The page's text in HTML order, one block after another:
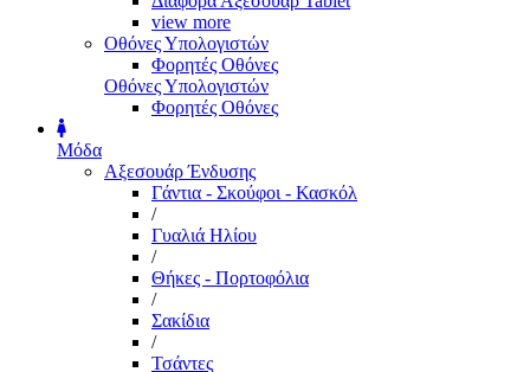
view more
Οθόνες Υπολογιστών
Φορητές Οθόνες
Οθόνες Υπολογιστών
Φορητές Οθόνες
Μόδα
Αξεσουάρ Ένδυσης
Γάντια - Σκούφοι - Κασκόλ
/
Γυαλιά Ηλίου
/
Θήκες - Πορτοφόλια
/
Σακίδια
/
Τσάντες